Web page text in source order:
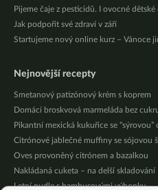
Pijeme čaje z pesticidů. I ovocné
Jak podpořit své zdraví v září
Startujeme nový online kurz – Vánoce
Nejnovější recepty
Smetanový patizónový krém s koprem
Domácí broskvová marmeláda bez
Pikantní mexická kukuřice se “sýrovou”
Citrónové jablečné muffiny se sójovou
Oves provoněný citrónem a bazalkou
Nakládaná cuketa – na delší skladování
Letní nudle s bambusovými výhonky